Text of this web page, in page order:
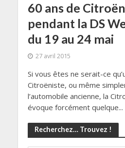
60 ans de
pendant la DS
du 19 au 24 mai
27 avril 2015
Si vous êtes ne serait-ce
Citroëniste, ou même
l’automobile ancienne, la
évoque forcément quelque...
Recherchez… Trouvez !